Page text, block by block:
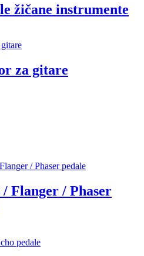
žičane instrumente
za gitare
/ Flanger / Phaser